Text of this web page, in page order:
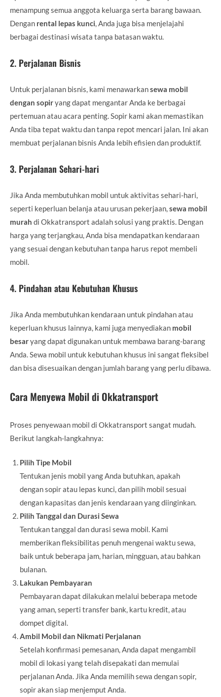
menampung semua anggota keluarga serta barang bawaan.
Dengan rental lepas kunci , Anda juga bisa menjelajahi
berbagai destinasi wisata tanpa batasan waktu.
2. Perjalanan Bisnis
Untuk perjalanan bisnis, kami menawarkansewa mobil
dengan sopiryang dapat mengantar Anda ke berbagai
pertemuan atau acara penting. Sopir kami akan memastikan
Anda tiba tepat waktu dan tanpa repot mencari jalan. Ini akan
membuat perjalanan bisnis Anda lebih efisien dan produktif.
3. Perjalanan Sehari-hari
Jika Anda membutuhkan mobil untuk aktivitas sehari-hari,
seperti keperluan belanja atau urusan pekerjaan, sewa mobil
murah di Okkatransport adalah solusi yang praktis. Dengan
harga yang terjangkau, Anda bisa mendapatkan kendaraan
yang sesuai dengan kebutuhan tanpa harus repot membeli
mobil.
4. Pindahan atau Kebutuhan Khusus
Jika Anda membutuhkan kendaraan untuk pindahan atau
keperluan khusus lainnya, kami juga menyediakan mobil
besaryang dapat digunakan untuk membawa barang-barang
Anda. Sewa mobil untuk kebutuhan khusus ini sangat fleksibel
dan bisa disesuaikan dengan jumlah barang yang perlu dibawa.
Cara Menyewa Mobil di Okkatransport
Proses penyewaan mobil di Okkatransport sangat mudah.
Berikut langkah-langkahnya:
Pilih Tipe Mobil
Tentukan jenis mobil yang Anda butuhkan, apakah
dengan sopir atau lepas kunci, dan pilih mobil sesuai
dengan kapasitas dan jenis kendaraan yang diinginkan.
Pilih Tanggal dan Durasi Sewa
Tentukan tanggal dan durasi sewa mobil. Kami
memberikan fleksibilitas penuh mengenai waktu sewa,
baik untuk beberapa jam, harian, mingguan, atau bahkan
bulanan.
Lakukan Pembayaran
Pembayaran dapat dilakukan melalui beberapa metode
yang aman, seperti transfer bank, kartu kredit, atau
dompet digital.
Ambil Mobil dan Nikmati Perjalanan
Setelah konfirmasi pemesanan, Anda dapat mengambil
mobil di lokasi yang telah disepakati dan memulai
perjalanan Anda. Jika Anda memilih sewa dengan sopir,
sopir akan siap menjemput Anda.